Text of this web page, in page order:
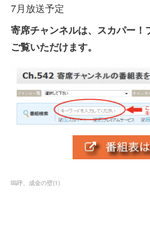
7月放送予定
寄席チャンネルは、スカパー！
ご覧いただけます。
嗚呼、成金の壁(1)